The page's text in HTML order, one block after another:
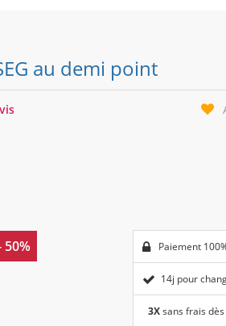
au demi point
50% Paiement
14j pour
3Xsans frais dès